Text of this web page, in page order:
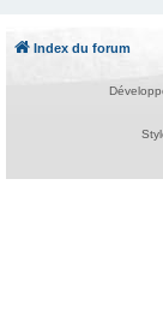
Index du forum